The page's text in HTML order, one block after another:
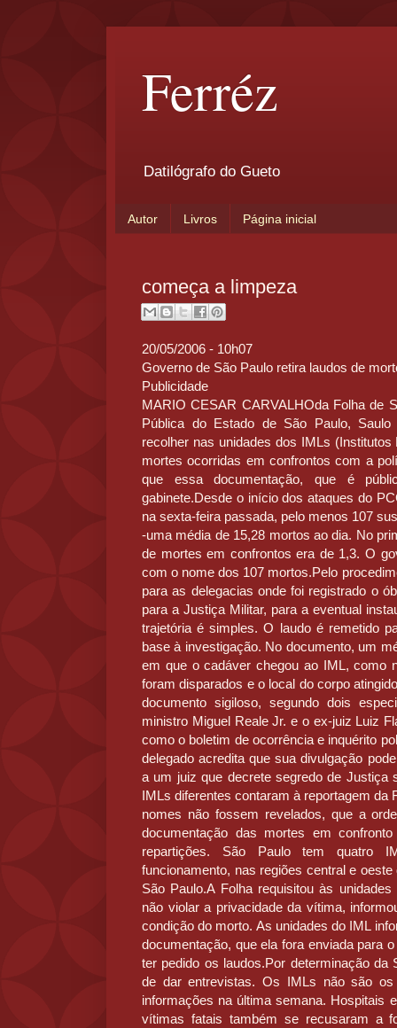
Ferréz
Datilógrafo do Gueto
Autor Livros Página inicial
começa a limpeza
20/05/2006 - 10h07
Governo de São Paulo retira laudos de
Publicidade
MARIO CESAR CARVALHOda Folha de
Pública do Estado de São Paulo,
recolher nas unidades dos IMLs
mortes ocorridas em confrontos com a
que essa documentação, que é
gabinete.Desde o início dos ataques do
na sexta-feira passada, pelo menos 107
-uma média de 15,28 mortos ao dia. No
de mortes em confrontos era de 1,3. O
com o nome dos 107 mortos.Pelo
para as delegacias onde foi registrado o
para a Justiça Militar, para a eventual
trajetória é simples. O laudo é remetido
base à investigação. No documento, um
em que o cadáver chegou ao IML, como
foram disparados e o local do corpo
documento sigiloso, segundo dois
ministro Miguel Reale Jr. e o ex-juiz Luiz
como o boletim de ocorrência e inquérito
delegado acredita que sua divulgação
a um juiz que decrete segredo de Justiça
IMLs diferentes contaram à reportagem da
nomes não fossem revelados, que a
documentação das mortes em
repartições. São Paulo tem quatro
funcionamento, nas regiões central e
São Paulo.A Folha requisitou às
não violar a privacidade da vítima,
condição do morto. As unidades do IML
documentação, que ela fora enviada para
ter pedido os laudos.Por determinação da
de dar entrevistas. Os IMLs não são
informações na última semana. Hospitais
vítimas fatais também se recusaram a